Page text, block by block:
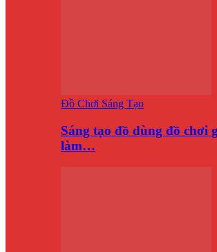
Đồ Chơi Sáng Tạo
Sáng tạo đồ dùng đồ chơi
làm…